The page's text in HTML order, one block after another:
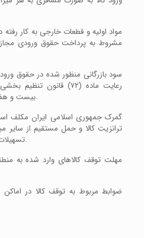
مشروط به پرداخت حقوق ورودی
سود بازرگانی منظور شده در حقوق
رعایت ماده (۷۲) قانون
بیست و هفتم بهمن ماه سال 1380 می‌باشد.
ترانزیت کالا و حمل مستقیم از سایر
تسهیلات لازم را از این جهت فراهم نماید.
ضوابط مربوط به توقف کالا در